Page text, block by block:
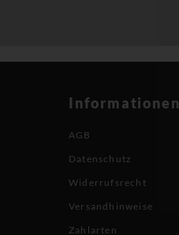
Informationen
AGB
Datenschutz
Widerrufsrecht
Versandhinweise
Zahlarten